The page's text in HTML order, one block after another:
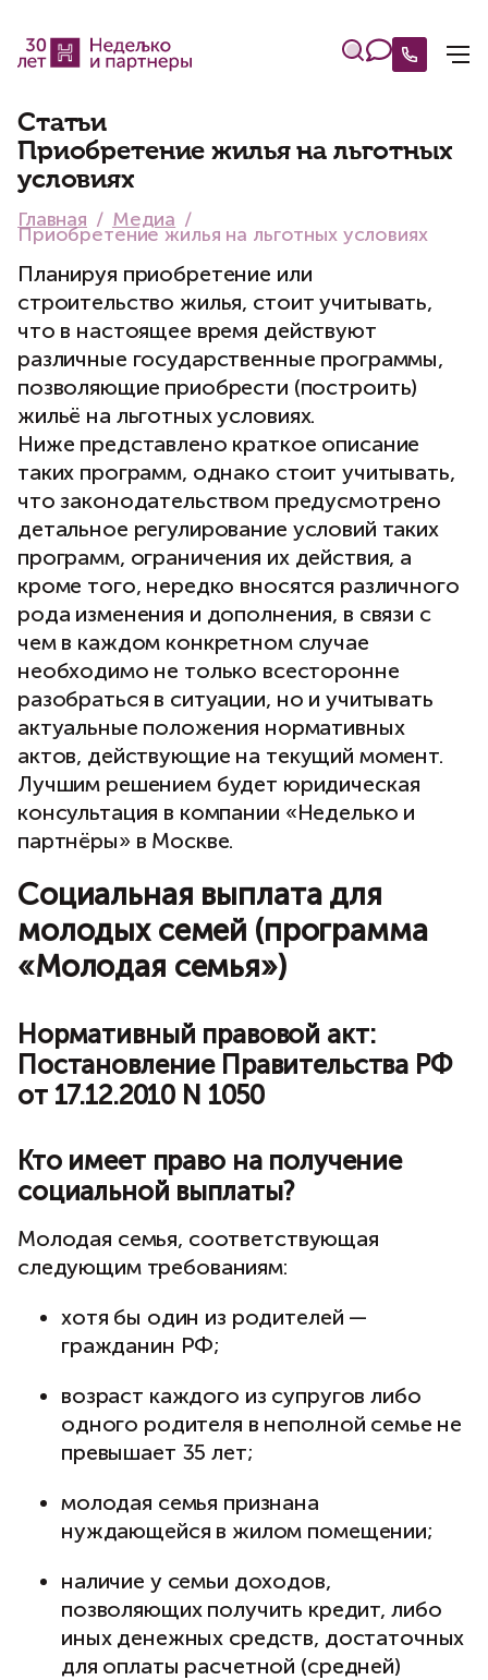
Статьи
Приобретение жилья на льготных
условиях
Главная Медиа
Приобретение жилья на льготных условиях
Планируя приобретение или
строительство жилья, стоит учитывать,
что в настоящее время действуют
различные государственные программы,
позволяющие приобрести (построить)
жильё на льготных условиях.
Ниже представлено краткое описание
таких программ, однако стоит учитывать,
что законодательством предусмотрено
детальное регулирование условий таких
программ, ограничения их действия, а
кроме того, нередко вносятся различного
рода изменения и дополнения, в связи с
чем в каждом конкретном случае
необходимо не только всесторонне
разобраться в ситуации, но и учитывать
актуальные положения нормативных
актов, действующие на текущий момент.
Лучшим решением будет юридическая
консультация в компании «Неделько и
партнёры» в Москве.
Социальная выплата для
молодых семей (программа
«Молодая семья»)
Нормативный правовой акт:
Постановление Правительства РФ
от 17.12.2010 N 1050
Кто имеет право на получение
социальной выплаты?
Молодая семья, соответствующая
следующим требованиям:
хотя бы один из родителей —
гражданин РФ;
возраст каждого из супругов либо
одного родителя в неполной семье не
превышает 35 лет;
молодая семья признана
нуждающейся в жилом помещении;
наличие у семьи доходов,
позволяющих получить кредит, либо
иных денежных средств, достаточных
для оплаты расчетной (средней)